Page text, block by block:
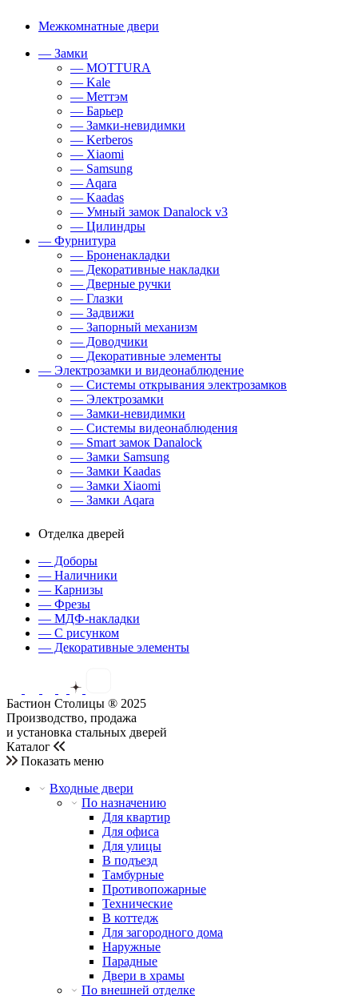
Межкомнатные двери
— Замки
— MOTTURA
— Kale
— Меттэм
— Барьер
— Замки-невидимки
— Kerberos
— Xiaomi
— Samsung
— Aqara
— Kaadas
— Умный замок Danalock v3
— Цилиндры
— Фурнитура
— Броненакладки
— Декоративные накладки
— Дверные ручки
— Глазки
— Задвижи
— Запорный механизм
— Доводчики
— Декоративные элементы
— Электрозамки и видеонаблюдение
— Системы открывания электрозамков
— Электрозамки
— Замки-невидимки
— Системы видеонаблюдения
— Smart замок Danalock
— Замки Samsung
— Замки Kaadas
— Замки Xiaomi
— Замки Aqara
Отделка дверей
— Доборы
— Наличники
— Карнизы
— Фрезы
— МДФ-накладки
— С рисунком
— Декоративные элементы
Бастион Столицы ® 2025
Производство, продажа
и установка стальных дверей
Каталог
Показать меню
Входные двери
По назначению
Для квартир
Для офиса
Для улицы
В подъезд
Тамбурные
Противопожарные
Технические
В коттедж
Для загородного дома
Наружные
Парадные
Двери в храмы
По внешней отделке